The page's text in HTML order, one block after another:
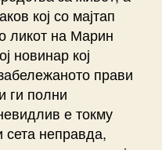
кој со мајтап
ликот на Марин
новинар кој
прави
ги полни
е токму
сета неправда,